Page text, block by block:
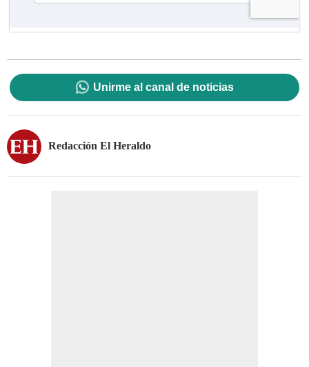
Unirme al canal de noticias
Redacción El Heraldo